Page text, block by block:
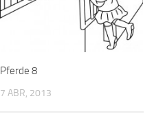
Pferde 8
7 ABR, 2013